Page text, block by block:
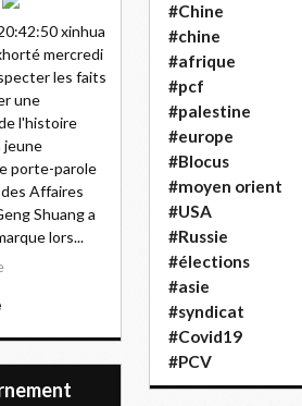
xinhua
mercredi
les faits
une
l'histoire
jeune
porte-parole
Affaires
Shuang a
lors...
#Chine
#chine
#afrique
#pcf
#palestine
#europe
#Blocus
#moyen orient
#USA
#Russie
#élections
#asie
#syndicat
#Covid19
#PCV